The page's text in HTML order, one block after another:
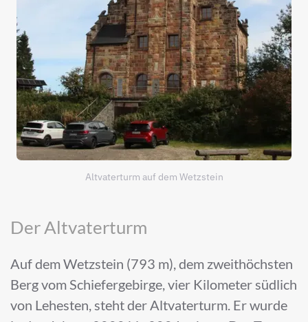
Altvaterturm auf dem Wetzstein
Der Altvaterturm
Auf dem Wetzstein (793 m), dem zweithöchsten
Berg vom Schiefergebirge, vier Kilometer südlich
von Lehesten, steht der Altvaterturm. Er wurde